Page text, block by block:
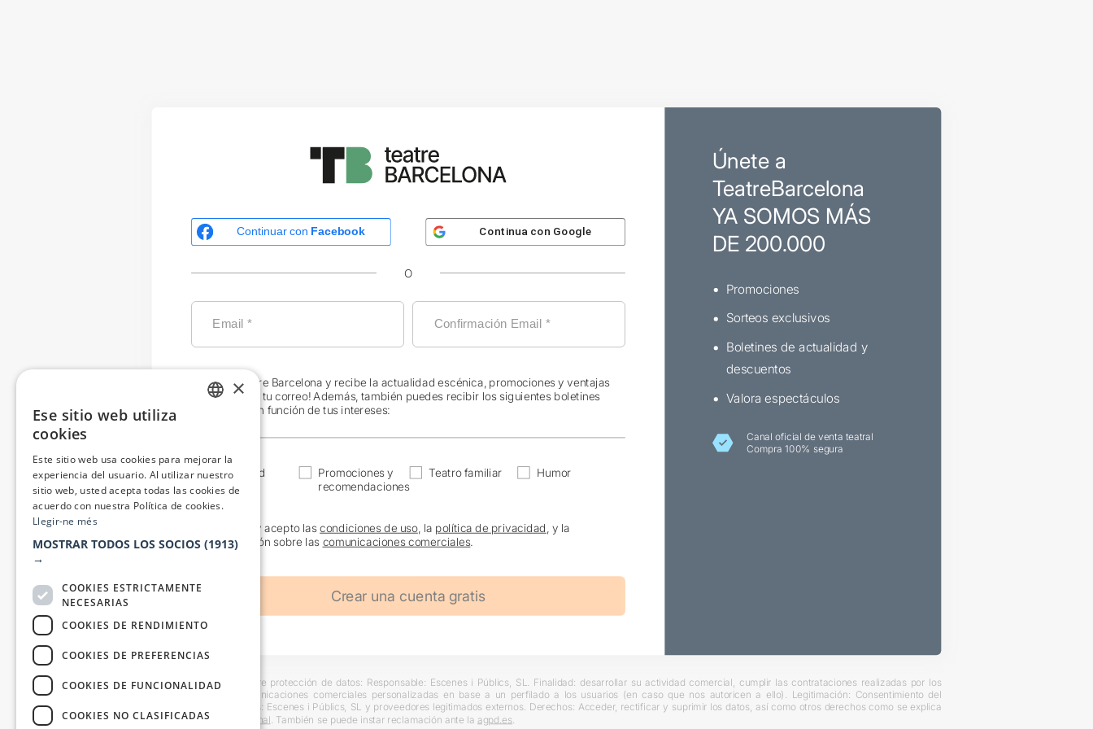
Continuar con Facebook Continua con Google
O
¡Únete a Teatre Barcelona y recibe la actualidad escénica, promociones y ventajas
exclusivas en tu correo! Además, también puedes recibir los siguientes boletines
específicos en función de tus intereses:
Actualidad
Promociones y
recomendaciones
Teatro familiar Humor
He leído y acepto lascondiciones de uso, la política de privacidad , y la
información sobre las comunicaciones comerciales.
Únete a
TeatreBarcelona
YA SOMOS MÁS
DE 200.000
Promociones
Sorteos exclusivos
Boletines de actualidad y
descuentos
Valora espectáculos
Canal oficial de venta teatral
Compra 100% segura
Información básica sobre protección de datos: Responsable: Escenes i Públics, SL. Finalidad: desarrollar su actividad comercial, cumplir las contrataciones realizadas por los
usuarios y remitir comunicaciones comerciales personalizadas en base a un perfilado a los usuarios (en caso que nos autoricen a ello). Legitimación: Consentimiento del
interesado. Destinatarios: Escenes i Públics, SL y proveedores legitimados externos. Derechos: Acceder, rectificar y suprimir los datos, así como otros derechos como se explica
en lainformación adicional . También se puede instar reclamación ante la agpd.es
×
Ese sitio web utiliza
cookies
Este sitio web usa cookies para mejorar la
experiencia del usuario. Al utilizar nuestro
sitio web, usted acepta todas las cookies de
acuerdo con nuestra Política de cookies.
Llegir-ne més
MOSTRAR TODOS LOS SOCIOS (1913)
→
COOKIES ESTRICTAMENTE
NECESARIAS
COOKIES DE RENDIMIENTO
COOKIES DE PREFERENCIAS
COOKIES DE FUNCIONALIDAD
COOKIES NO CLASIFICADAS